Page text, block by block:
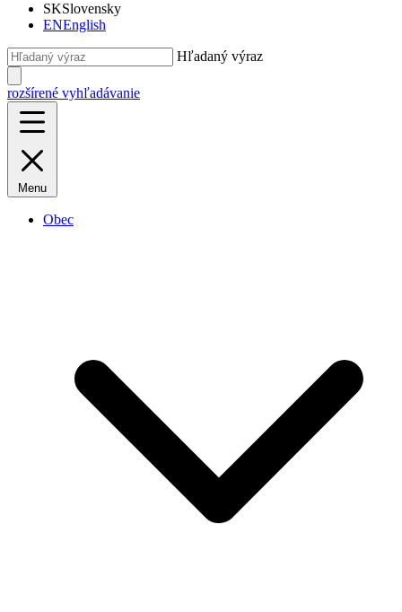
SKSlovensky
ENEnglish
Hľadaný výraz
rozšírené vyhľadávanie
Menu
Obec